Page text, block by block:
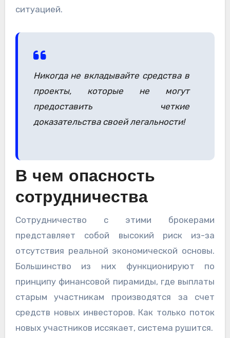
ситуацией.
Никогда не вкладывайте средства в
проекты, которые не могут
предоставить четкие
доказательства своей легальности!
В чем опасность
сотрудничества
Сотрудничество с этими брокерами
представляет собой высокий риск из-за
отсутствия реальной экономической основы.
Большинство из них функционируют по
принципу финансовой пирамиды, где выплаты
старым участникам производятся за счет
средств новых инвесторов. Как только поток
новых участников иссякает, система рушится.